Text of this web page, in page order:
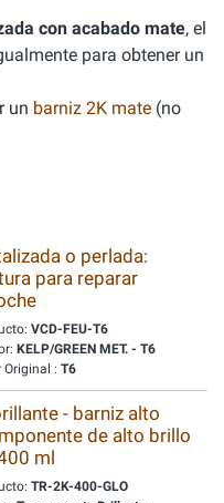
con acabado mate, el
para obtener un
un barniz 2K mate (no
o perlada:
para reparar
VCD-FEU-T6
KELP/GREEN MET. - T6
Original : T6
- barniz alto
de alto brillo
ml
TR-2K-400-GLO